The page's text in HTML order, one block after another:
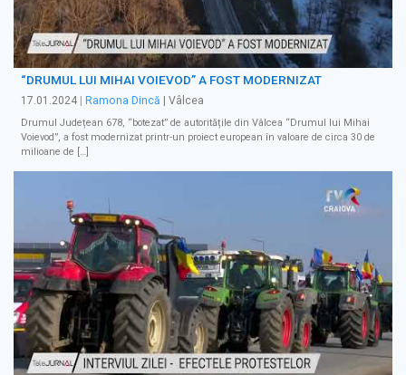
“DRUMUL LUI MIHAI VOIEVOD” A FOST MODERNIZAT
17.01.2024 Ramona Dincă | Vâlcea
Drumul Județean 678, “botezat” de autoritățile din Vâlcea “Drumul lui Mihai
Voievod”, a fost modernizat printr-un proiect european în valoare de circa 30 de
milioane de […]